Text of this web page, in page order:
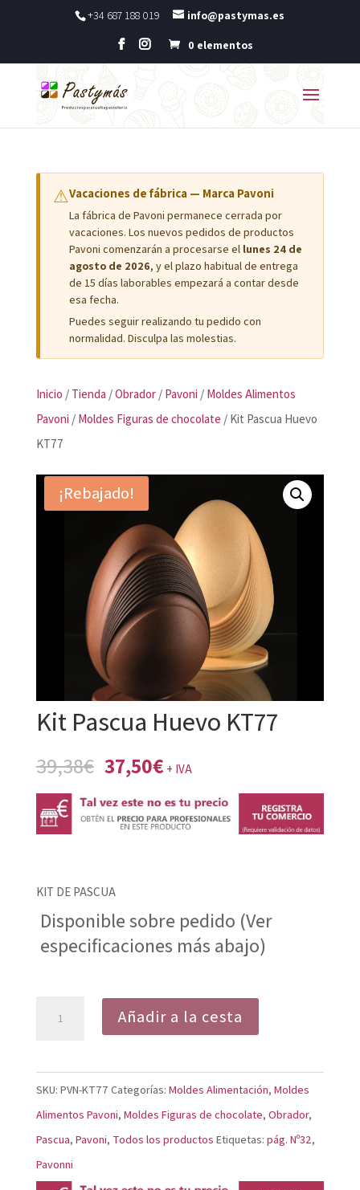
+34 687 188 019 info@pastymas.es
0 elementos
⚠Vacaciones de fábrica — Marca Pavoni
La fábrica de Pavoni permanece cerrada por
vacaciones. Los nuevos pedidos de productos
Pavoni comenzarán a procesarse el lunes 24 de
agosto de 2026, y el plazo habitual de entrega
de 15 días laborables empezará a contar desde
esa fecha.
Puedes seguir realizando tu pedido con
normalidad. Disculpa las molestias.
Inicio / Tienda /Obrador/ Pavoni / Moldes Alimentos
Pavoni / Moldes Figuras de chocolate / Kit Pascua Huevo
KT77
¡Rebajado!
Kit Pascua Huevo KT77
39,38€ El
original
era:
37,50€El
actual
es:
+ IVA
KIT DE PASCUA
Disponible sobre pedido (Ver
especificaciones más abajo)
cantidad
Añadir a la cesta
SKU: PVN-KT77 Categorías: Moldes Alimentación, Moldes
Alimentos Pavoni, Moldes Figuras de chocolate, Obrador,
Pascua, Pavoni, Todos los productos Etiquetas: pág. Nº32,
Pavonni